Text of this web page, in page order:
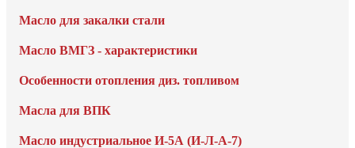
Масло для закалки стали
Масло ВМГЗ - характеристики
Особенности отопления диз. топливом
Масла для ВПК
Масло индустриальное И-5А (И-Л-А-7)